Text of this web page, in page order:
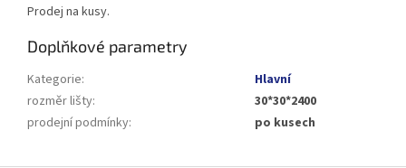
Prodej na kusy.
Doplňkové parametry
Kategorie:
Hlavní
rozměr lišty:
30*30*2400
prodejní podmínky: po kusech